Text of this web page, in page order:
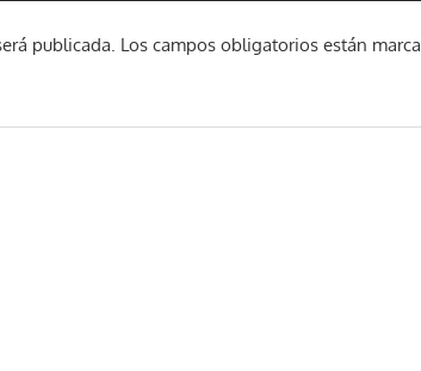
publicada. Los campos obligatorios están